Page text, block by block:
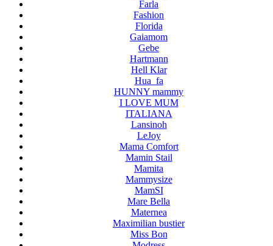
Farla
Fashion
Florida
Gaiamom
Gebe
Hartmann
Hell Klar
Hua_fa
HUNNY mammy
I LOVE MUM
ITALIANA
Lansinoh
LeJoy
Mama Comfort
Mamin Stail
Mamita
Mammysize
MamSI
Mare Bella
Maternea
Maximilian bustier
Miss Bon